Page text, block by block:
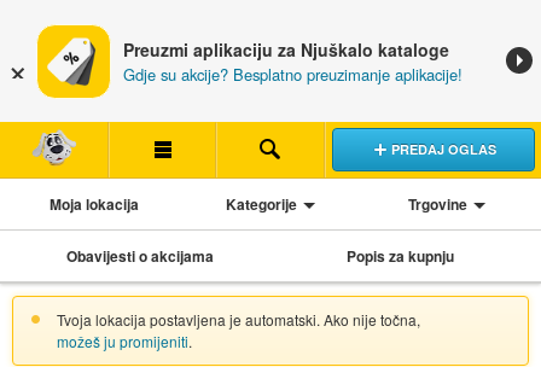
Preuzmi aplikaciju za Njuškalo kataloge
Gdje su akcije? Besplatno preuzimanje aplikacije!
PREDAJ OGLAS
Moja lokacija Kategorije Trgovine
Obavijesti o akcijama Popis za kupnju
Tvoja lokacija postavljena je automatski. Ako nije točna,
možeš ju promijeniti.